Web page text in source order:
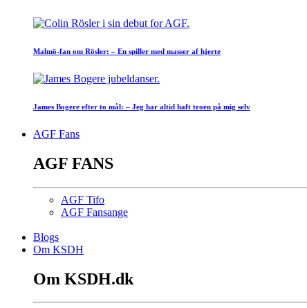
Malmö-fan om Rösler: – En spiller med masser af hjerte
James Bogere efter to mål: – Jeg har altid haft troen på mig selv
AGF Fans
AGF FANS
AGF Tifo
AGF Fansange
Blogs
Om KSDH
Om KSDH.dk